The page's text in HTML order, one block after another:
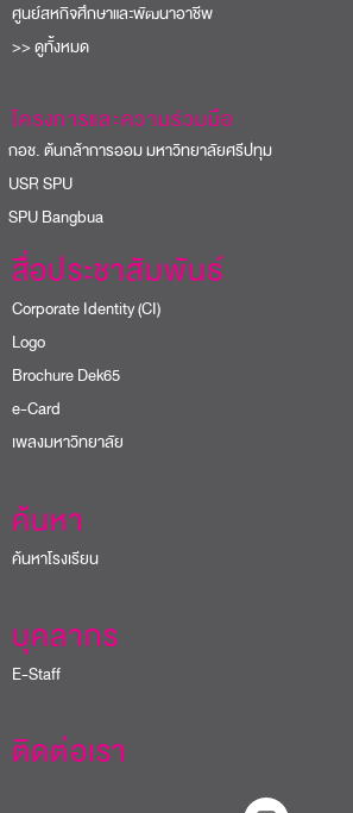
ศูนย์สหกิจศึกษาและพัฒนาอาชีพ
>> ดูทั้งหมด
โครงการและความร่วมมือ
ช. ต้นกล้าการออม มหาวิทยาลัยศรีปทุม
SPU
Bangbua
สื่อประชาสัมพันธ์
Corporate Identity (CI)
Logo
Brochure Dek65
e-Card
เพลงมหาวิทยาลัย
ค้นหา
ค้นหาโรงเรียน
บุคลากร
E-Staff
ติดต่อเรา